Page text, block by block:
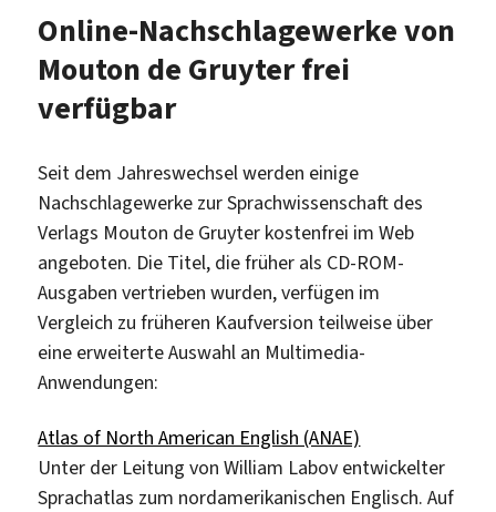
Online-Nachschlagewerke von
Mouton de Gruyter frei
verfügbar
Seit dem Jahreswechsel werden einige
Nachschlagewerke zur Sprachwissenschaft des
Verlags Mouton de Gruyter kostenfrei im Web
angeboten. Die Titel, die früher als CD-ROM-
Ausgaben vertrieben wurden, verfügen im
Vergleich zu früheren Kaufversion teilweise über
eine erweiterte Auswahl an Multimedia-
Anwendungen:
Atlas of North American English (ANAE)
Unter der Leitung von William Labov entwickelter
Sprachatlas zum nordamerikanischen Englisch. Auf